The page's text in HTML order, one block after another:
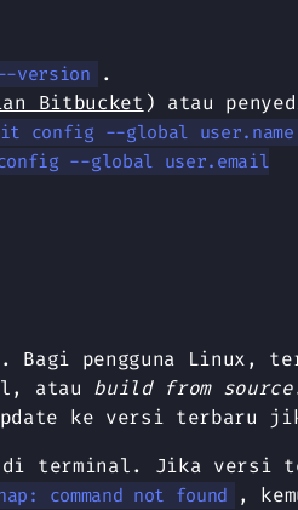
version
.
Bitbucket ) atau
config --global user.name
--global user.email
. Bagi pengguna Linux,
atau build from source
ke versi terbaru
di terminal. Jika versi
command not found ,